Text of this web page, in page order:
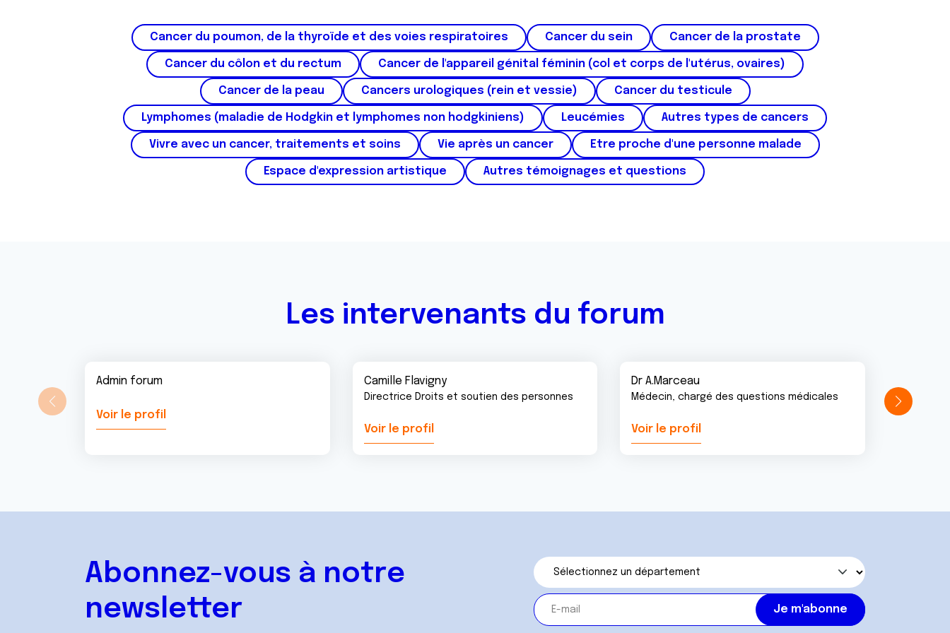
e
n
t
e
n
t
Cancer du poumon, de la thyroïde et des voies respiratoires Cancer du sein Cancer de la prostate
Cancer du côlon et du rectum Cancer de l'appareil génital féminin (col et corps de l'utérus, ovaires)
Cancer de la peau Cancers urologiques (rein et vessie) Cancer du testicule
Lymphomes (maladie de Hodgkin et lymphomes non hodgkiniens) Leucémies Autres types de cancers
Vivre avec un cancer, traitements et soins Vie après un cancer Etre proche d'une personne malade
Espace d'expression artistique Autres témoignages et questions
Les intervenants du forum
Admin forum
Voir le profil
Camille Flavigny
Directrice Droits et soutien des personnes
Voir le profil
Dr A.Marceau
Médecin, chargé des questions médicales
Voir le profil
Abonnez-vous à notre
newsletter